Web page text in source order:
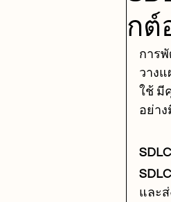
กต์
การ
วาง
ใช้ มี
อย่า
และ